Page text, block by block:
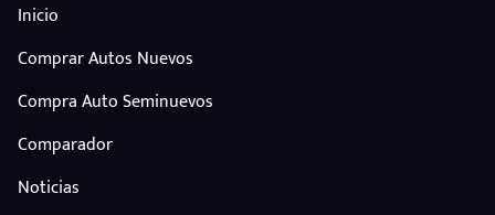
Inicio
Comprar Autos Nuevos
Compra Auto Seminuevos
Comparador
Noticias